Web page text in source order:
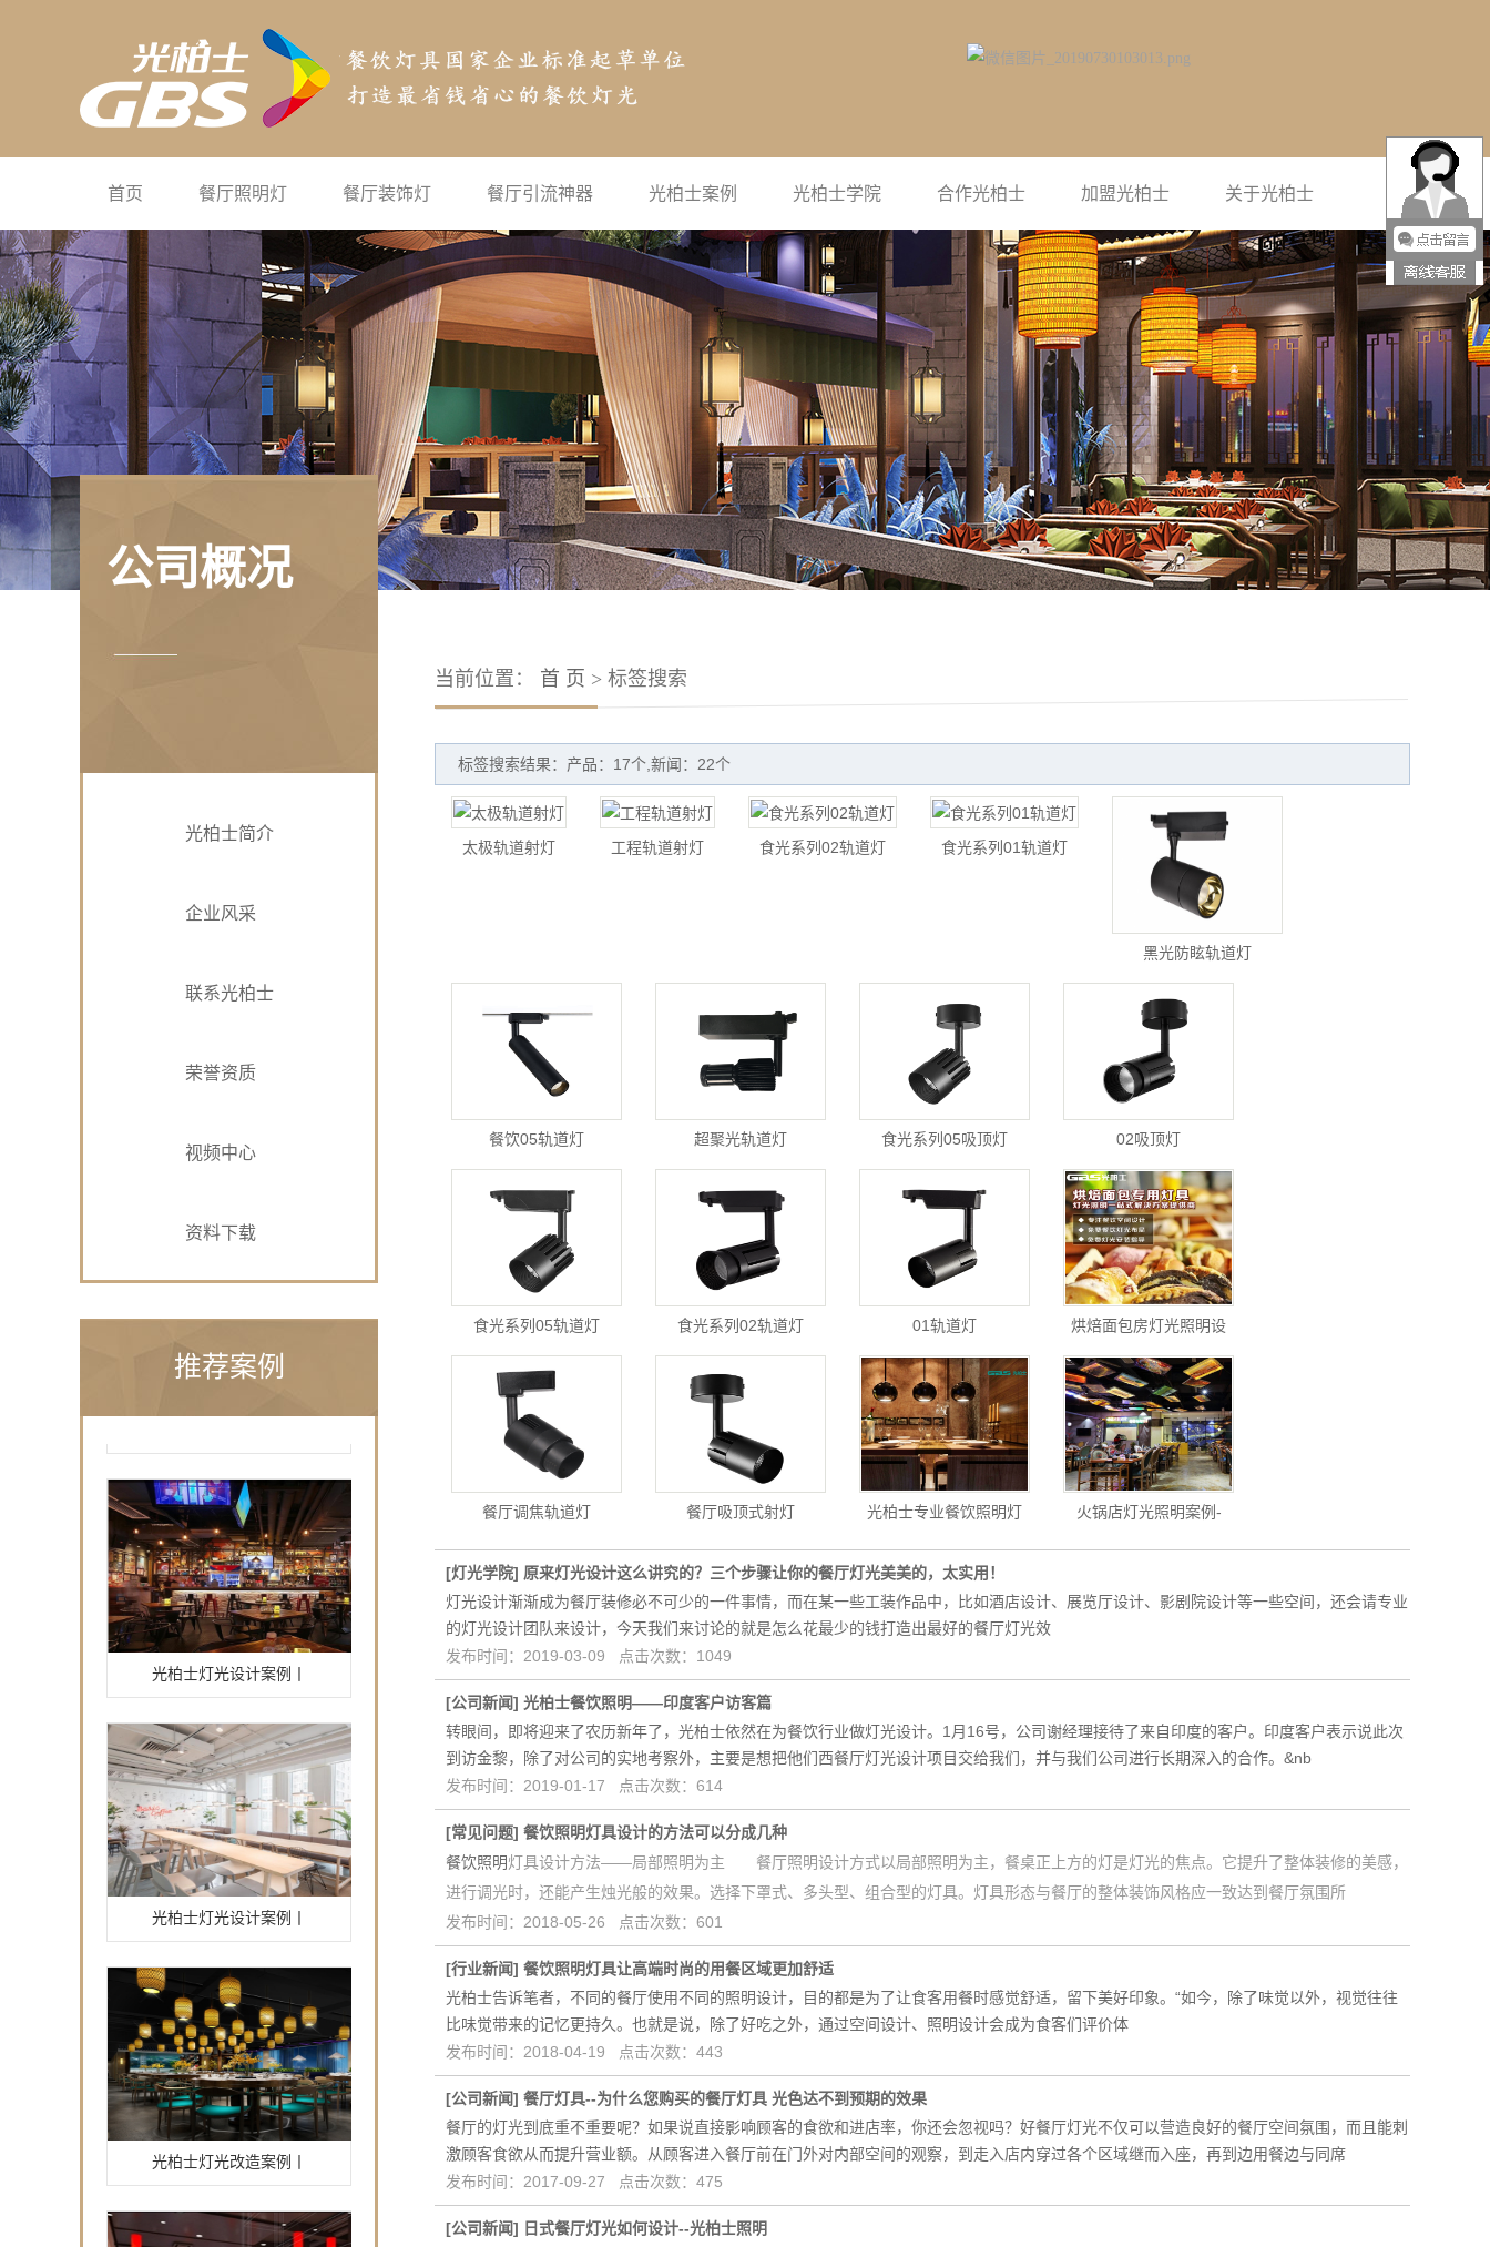
首页 餐厅照明灯 餐厅装饰灯 餐厅引流神器
空气投影
地面互动投影
宴会厅全息投影
光柏士案例 光柏士学院
公司新闻
行业新闻
灯光学院
合作光柏士 加盟光柏士 关于光柏士
光柏士简介
企业风采
联系光柏士
荣誉资质
视频中心
资料下载
公司概况
光柏士简介
企业风采
联系光柏士
荣誉资质
视频中心
资料下载
推荐案例
光柏士灯光设计案例丨
光柏士灯光设计案例丨
光柏士灯光改造案例丨
当前位置： 首 页 > 标签搜索
标签搜索结果：产品：17个,新闻：22个
太极轨道射灯 工程轨道射灯 食光系列02轨道灯 食光系列01轨道灯
黑光防眩轨道灯
餐饮05轨道灯 超聚光轨道灯 食光系列05吸顶灯 02吸顶灯
食光系列05轨道灯 食光系列02轨道灯 01轨道灯 烘焙面包房灯光照明设
餐厅调焦轨道灯 餐厅吸顶式射灯 光柏士专业餐饮照明灯 火锅店灯光照明案例-
[灯光学院] 原来灯光设计这么讲究的？三个步骤让你的餐厅灯光美美的，太实用！
灯光设计渐渐成为餐厅装修必不可少的一件事情，而在某一些工装作品中，比如酒店设计、展览厅设计、影剧院设计等一些空间，还会请专业
的灯光设计团队来设计，今天我们来讨论的就是怎么花最少的钱打造出最好的餐厅灯光效
发布时间：2019-03-09 点击次数：1049
[公司新闻] 光柏士餐饮照明——印度客户访客篇
转眼间，即将迎来了农历新年了，光柏士依然在为餐饮行业做灯光设计。1月16号，公司谢经理接待了来自印度的客户。印度客户表示说此次
到访金黎，除了对公司的实地考察外，主要是想把他们西餐厅灯光设计项目交给我们，并与我们公司进行长期深入的合作。&nb
发布时间：2019-01-17 点击次数：614
[常见问题] 餐饮照明灯具设计的方法可以分成几种
餐饮照明灯具设计方法——局部照明为主 餐厅照明设计方式以局部照明为主，餐桌正上方的灯是灯光的焦点。它提升了整体装修的美感，
进行调光时，还能产生烛光般的效果。选择下罩式、多头型、组合型的灯具。灯具形态与餐厅的整体装饰风格应一致达到餐厅氛围所
发布时间：2018-05-26 点击次数：601
[行业新闻] 餐饮照明灯具让高端时尚的用餐区域更加舒适
光柏士告诉笔者，不同的餐厅使用不同的照明设计，目的都是为了让食客用餐时感觉舒适，留下美好印象。“如今，除了味觉以外，视觉往往
比味觉带来的记忆更持久。也就是说，除了好吃之外，通过空间设计、照明设计会成为食客们评价体
发布时间：2018-04-19 点击次数：443
[公司新闻] 餐厅灯具--为什么您购买的餐厅灯具 光色达不到预期的效果
餐厅的灯光到底重不重要呢？如果说直接影响顾客的食欲和进店率，你还会忽视吗？好餐厅灯光不仅可以营造良好的餐厅空间氛围，而且能刺
激顾客食欲从而提升营业额。从顾客进入餐厅前在门外对内部空间的观察，到走入店内穿过各个区域继而入座，再到边用餐边与同席
发布时间：2017-09-27 点击次数：475
[公司新闻] 日式餐厅灯光如何设计--光柏士照明